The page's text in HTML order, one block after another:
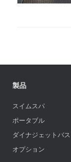
製品
スイムスパ
ポータブル
ダイナジェットバス
オプション